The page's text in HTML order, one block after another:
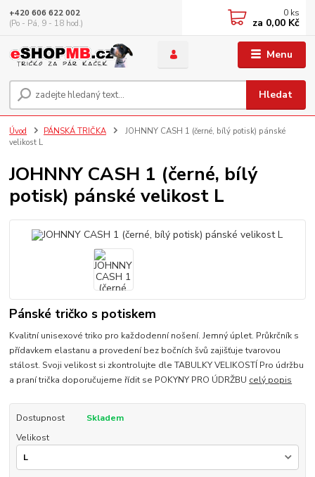
Menu
Hledat
+420 606 622 002
(Po - Pá, 9 - 18 hod.)
0 ks
za 0,00 Kč
Úvod PÁNSKÁ TRIČKA
JOHNNY CASH 1 (černé, bílý potisk) pánské
velikost L
JOHNNY CASH 1 (černé, bílý
potisk) pánské velikost L
Pánské tričko s potiskem
Kvalitní unisexové triko pro každodenní nošení. Jemný úplet. Průkrčník s
přídavkem elastanu a provedení bez bočních švů zajišťuje tvarovou
stálost. Svoji velikost si zkontrolujte dle TABULKY VELIKOSTÍ Pro údržbu
a praní trička doporučujeme řídit se POKYNY PRO ÚDRŽBU celý popis
Dostupnost
Skladem
Velikost